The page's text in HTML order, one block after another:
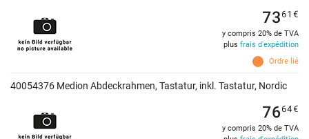
Ordre lié
7361 €
y compris 20% de TVA
plus frais d'expédition
40054376 Medion Abdeckrahmen, Tastatur, inkl. Tastatur, Nordic
7664€
y compris 20% de TVA